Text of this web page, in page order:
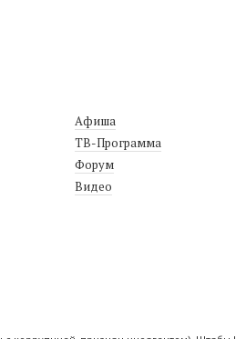
Афиша
ТВ-Программа
Форум
Видео